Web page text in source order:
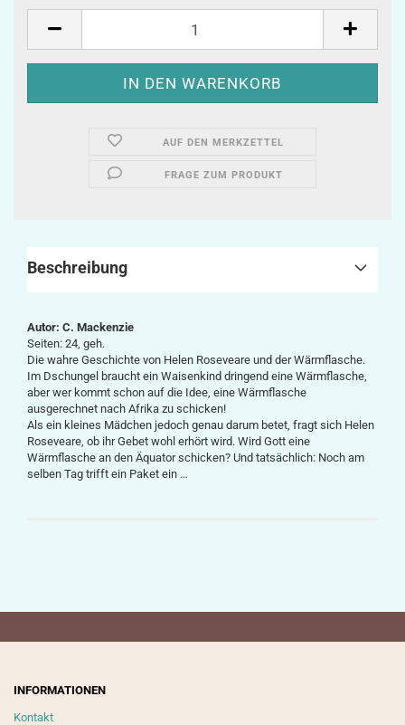
AUF DEN MERKZETTEL
FRAGE ZUM PRODUKT
Beschreibung
Autor: C. Mackenzie
Seiten: 24, geh.
Die wahre Geschichte von Helen Roseveare und der Wärmflasche.
Im Dschungel braucht ein Waisenkind dringend eine Wärmflasche,
aber wer kommt schon auf die Idee, eine Wärmflasche
ausgerechnet nach Afrika zu schicken!
Als ein kleines Mädchen jedoch genau darum betet, fragt sich Helen
Roseveare, ob ihr Gebet wohl erhört wird. Wird Gott eine
Wärmflasche an den Äquator schicken? Und tatsächlich: Noch am
selben Tag trifft ein Paket ein …
INFORMATIONEN
Kontakt